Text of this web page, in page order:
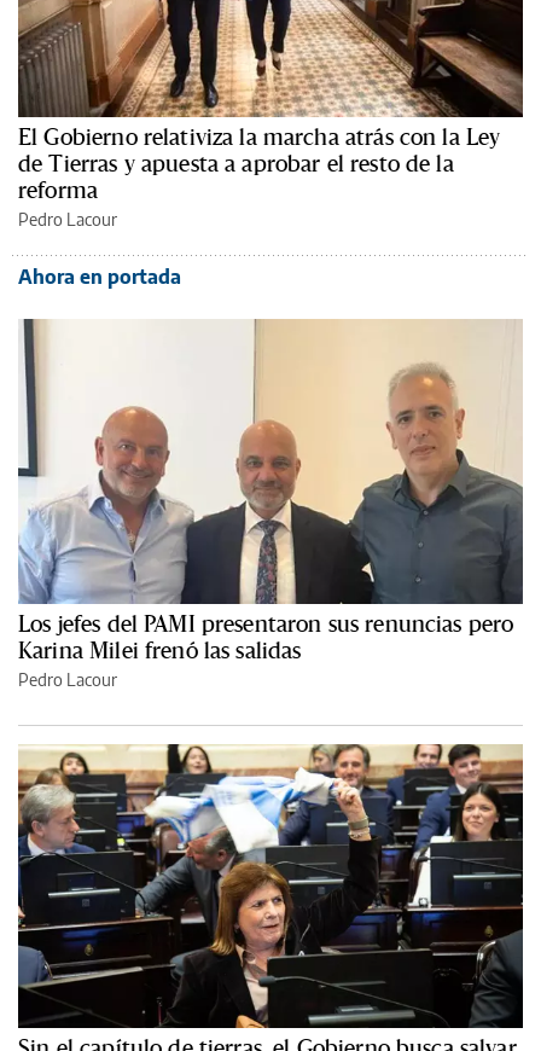
El Gobierno relativiza la marcha atrás con la Ley
de Tierras y apuesta a aprobar el resto de la
reforma
Pedro Lacour
Ahora en portada
Los jefes del PAMI presentaron sus renuncias pero
Karina Milei frenó las salidas
Pedro Lacour